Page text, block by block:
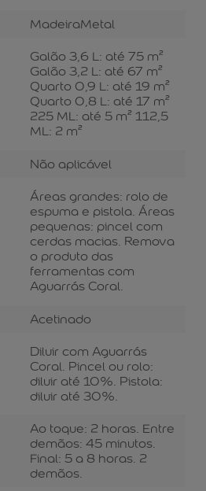
MadeiraMetal
Galão 3,6 L: até 75 m²
Galão 3,2 L: até 67 m²
Quarto 0,9 L: até 19 m²
Quarto 0,8 L: até 17 m²
225 ML: até 5 m² 112,5
ML: 2 m²
Não aplicável
Áreas grandes: rolo de
espuma e pistola. Áreas
pequenas: pincel com
cerdas macias. Remova
o produto das
ferramentas com
Aguarrás Coral.
Acetinado
Diluir com Aguarrás
Coral. Pincel ou rolo:
diluir até 10%. Pistola:
diluir até 30%.
Ao toque: 2 horas. Entre
demãos: 45 minutos.
Final: 5 a 8 horas. 2
demãos.